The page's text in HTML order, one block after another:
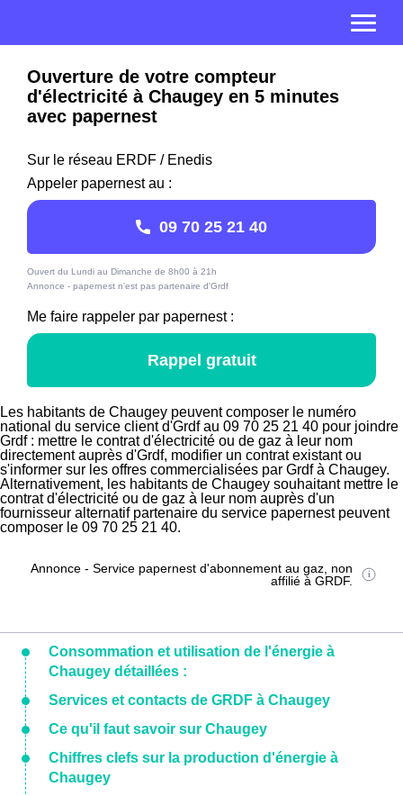
Ouverture de votre compteur
d'électricité à Chaugey en 5 minutes
avec papernest
Sur le réseau ERDF / Enedis
Appeler papernest au :
09 70 25 21 40
Ouvert du Lundi au Dimanche de 8h00 à 21h
Annonce - papernest n'est pas partenaire d'Grdf
Me faire rappeler par papernest :
Rappel gratuit
Les habitants de Chaugey peuvent composer le numéro
national du service client d'Grdf au 09 70 25 21 40 pour joindre
Grdf : mettre le contrat d'électricité ou de gaz à leur nom
directement auprès d'Grdf, modifier un contrat existant ou
s'informer sur les offres commercialisées par Grdf à Chaugey.
Alternativement, les habitants de Chaugey souhaitant mettre le
contrat d'électricité ou de gaz à leur nom auprès d'un
fournisseur alternatif partenaire du service papernest peuvent
composer le 09 70 25 21 40.
Annonce - Service papernest d'abonnement au gaz, non
affilié à GRDF.
Consommation et utilisation de l'énergie à
Chaugey détaillées :
Services et contacts de GRDF à Chaugey
Ce qu'il faut savoir sur Chaugey
Chiffres clefs sur la production d'énergie à
Chaugey